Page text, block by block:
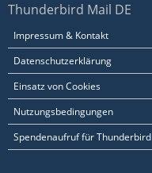
Thunderbird Mail DE
Impressum & Kontakt
Datenschutzerklärung
Einsatz von Cookies
Nutzungsbedingungen
Spendenaufruf für Thunderbird